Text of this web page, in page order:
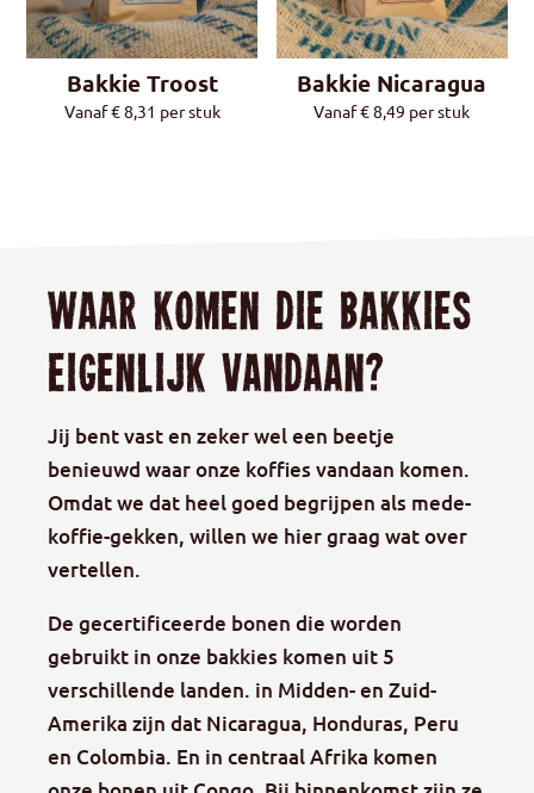
Bakkie Troost
Vanaf€8,31 per stuk
Bakkie Nicaragua
Vanaf€8,49 per stuk
Waar komen die bakkies
eigenlijk vandaan?
Jij bent vast en zeker wel een beetje
benieuwd waar onze koffies vandaan komen.
Omdat we dat heel goed begrijpen als mede-
koffie-gekken, willen we hier graag wat over
vertellen.
De gecertificeerde bonen die worden
gebruikt in onze bakkies komen uit 5
verschillende landen. in Midden- en Zuid-
Amerika zijn dat Nicaragua, Honduras, Peru
en Colombia. En in centraal Afrika komen